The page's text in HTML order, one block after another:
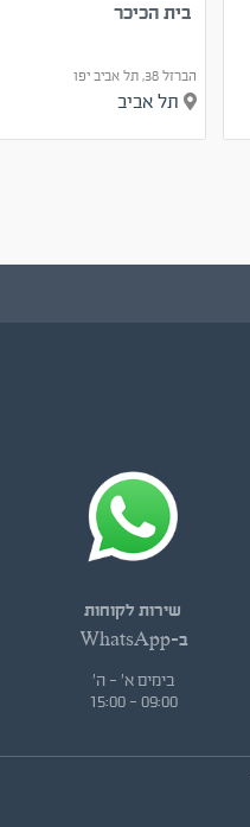
בית הכיכר
הברזל 38, תל אביב יפו
תל אביב
שירות לקוחות
ב-WhatsApp
בימים א' - ה'
09:00 - 15:00